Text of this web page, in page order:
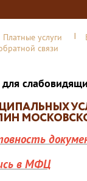
Платные услуги
связи
для
в МФЦ